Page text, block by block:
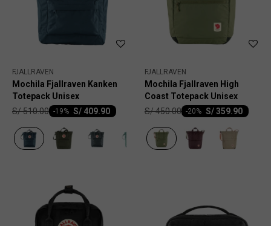
FJALLRAVEN
Mochila Fjallraven Kanken
Totepack Unisex
S/ 409.90
-19
S/510.00
FJALLRAVEN
Mochila Fjallraven High
Coast Totepack Unisex
S/359.90
-20
S/450.00